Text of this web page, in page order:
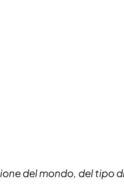
del mondo, del tipo